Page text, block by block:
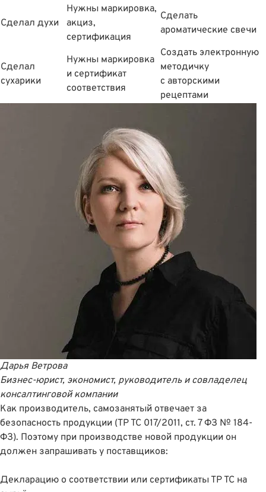
Сделал духи
Нужны маркировка,
акциз,
сертификация
Сделать
ароматические свечи
Сделал
сухарики
Нужны маркировка
и сертификат
соответствия
Создать электронную
методичку
с авторскими
рецептами
Дарья Ветрова
Бизнес-юрист, экономист, руководитель и совладелец
консалтинговой компании
Как производитель, самозанятый отвечает за
безопасность продукции (ТР ТС 017/2011, ст. 7 ФЗ № 184-
ФЗ). Поэтому при производстве новой продукции он
должен запрашивать у поставщиков:
Декларацию о соответствии или сертификаты ТР ТС на